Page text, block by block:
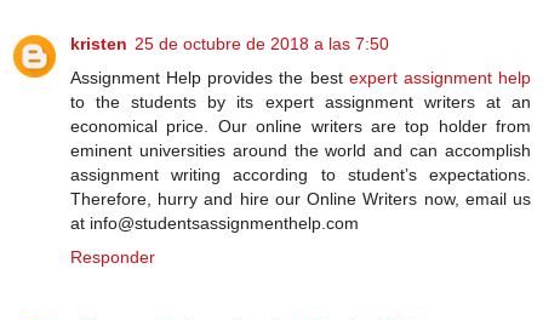
kristen 25 de octubre de 2018 a las 7:50
Assignment Help provides the best expert assignment help
to the students by its expert assignment writers at an
economical price. Our online writers are top holder from
eminent universities around the world and can accomplish
assignment writing according to student’s expectations.
Therefore, hurry and hire our Online Writers now, email us
at info@studentsassignmenthelp.com
Responder